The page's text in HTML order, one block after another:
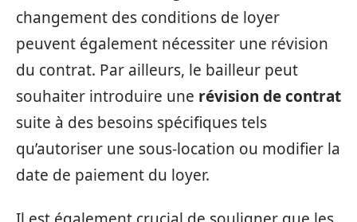
changement des conditions de loyer
peuvent également nécessiter une révision
du contrat. Par ailleurs, le bailleur peut
souhaiter introduire une révision de contrat
suite à des besoins spécifiques tels
qu’autoriser une sous-location ou modifier la
date de paiement du loyer.